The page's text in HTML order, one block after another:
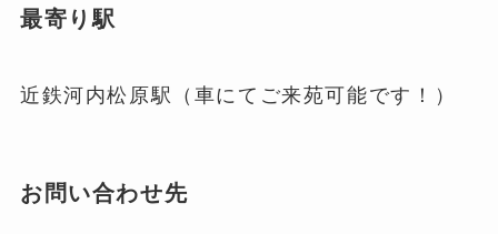
最寄り駅
近鉄河内松原駅（車にてご来苑可能です！）
お問い合わせ先